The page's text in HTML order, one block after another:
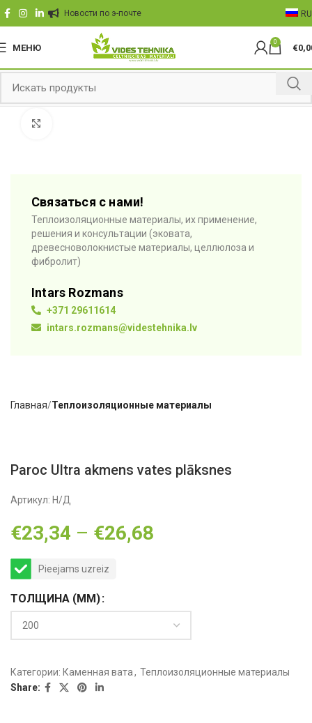
Hовости по э-почте RU
МЕНЮ
0
€
Связаться с нами!
Теплоизоляционные материалы, их применение,
решения и консультации (эковата,
древесноволокнистые материалы, целлюлоза и
фибролит)
Intars Rozmans
+371 29611614
intars.rozmans@videstehnika.lv
Главная Теплоизоляционные материалы
Paroc Ultra akmens vates plāksnes
Артикул: Н/Д
€23,34 – €26,68
Pieejams uzreiz
ТОЛЩИНА (MM)
Категории: Каменная вата, Теплоизоляционные материалы
Share: